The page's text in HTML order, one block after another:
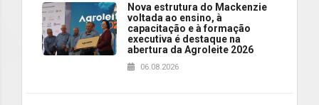
Nova estrutura do Mackenzie
voltada ao ensino, à
capacitação e à formação
executiva é destaque na
abertura da Agroleite 2026
06.08.2026